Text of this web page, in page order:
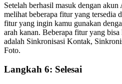
Setelah berhasil masuk dengan
melihat beberapa fitur yang
fitur yang ingin kamu gunakan
arah kanan. Beberapa fitur yang
adalah Sinkronisasi Kontak,
Foto.
Langkah 6: Selesai